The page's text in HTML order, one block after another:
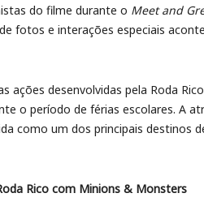
do filme durante o Meet and
fotos e interações especiais
ações desenvolvidas pela Roda
o período de férias escolares. A
como um dos principais destinos
Rico com Minions & Monsters